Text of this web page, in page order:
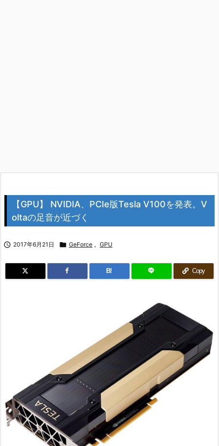
【GPU】 NVIDIA、PCIe版Tesla V100を発表。V
oltaの足音が近づく
 2017年6月21日  GeForce , GPU
B! Copy